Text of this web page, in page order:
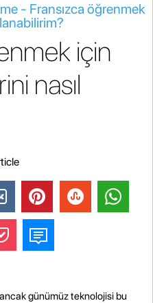
- Fransızca öğrenmek
için
nasıl
günümüz teknolojisi bu